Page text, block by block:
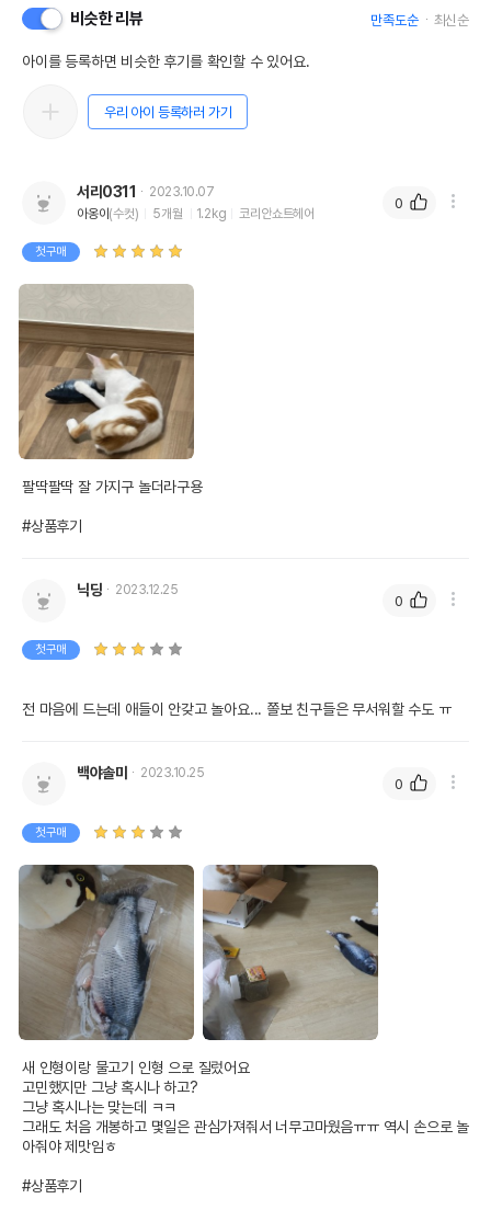
비슷한 리뷰 만족도순 최신순
아이를 등록하면 비슷한 후기를 확인할 수 있어요.
우리 아이 등록하러 가기
서리0311
2023.10.07
아옹이 (수컷) 5개월 1.2kg 코리안쇼트헤어
첫구매
팔딱팔딱 잘 가지구 놀더라구용
#상품후기
0
닉딩 2023.12.25
첫구매
전 마음에 드는데 애들이 안갖고 놀아요... 쫄보 친구들은 무서워할 수도 ㅠ
0
백야솔미 2023.10.25
첫구매
새 인형이랑 물고기 인형 으로 질렀어요
고민했지만 그냥 혹시나 하고?
그냥 혹시나는 맞는데 ㅋㅋ
그래도 처음 개봉하고 몇일은 관심가져줘서 너무고마웠음ㅠㅠ 역시 손으로 놀
아줘야 제맛임ㅎ
#상품후기
0